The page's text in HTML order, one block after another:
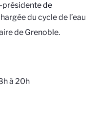
présidente de
du cycle de l’eau
de Grenoble.
à 20h